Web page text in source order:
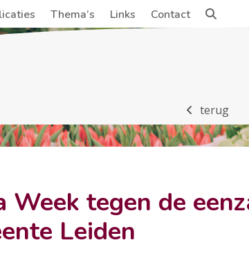
Thema’s Links Contact
terug
Week tegen de
Leiden